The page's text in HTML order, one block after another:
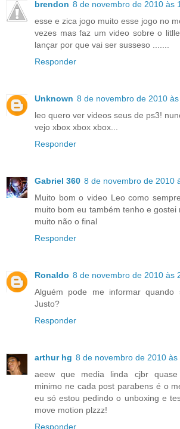
brendon 8 de novembro de 2010 às
esse e zica jogo muito esse jogo no
vezes mas faz um video sobre o
lançar por que vai ser susseso .......
Responder
Unknown 8 de novembro de 2010
leo quero ver videos seus de ps3!
vejo xbox xbox xbox...
Responder
Gabriel 360 8 de novembro de 2010
Muito bom o video Leo como
muito bom eu também tenho e
muito não o final
Responder
Ronaldo 8 de novembro de 2010 às
Alguém pode me informar
Justo?
Responder
arthur hg 8 de novembro de 2010 às
aeew que media linda cjbr
minimo ne cada post parabens é o
eu só estou pedindo o unboxing e
move motion plzzz!
Responder